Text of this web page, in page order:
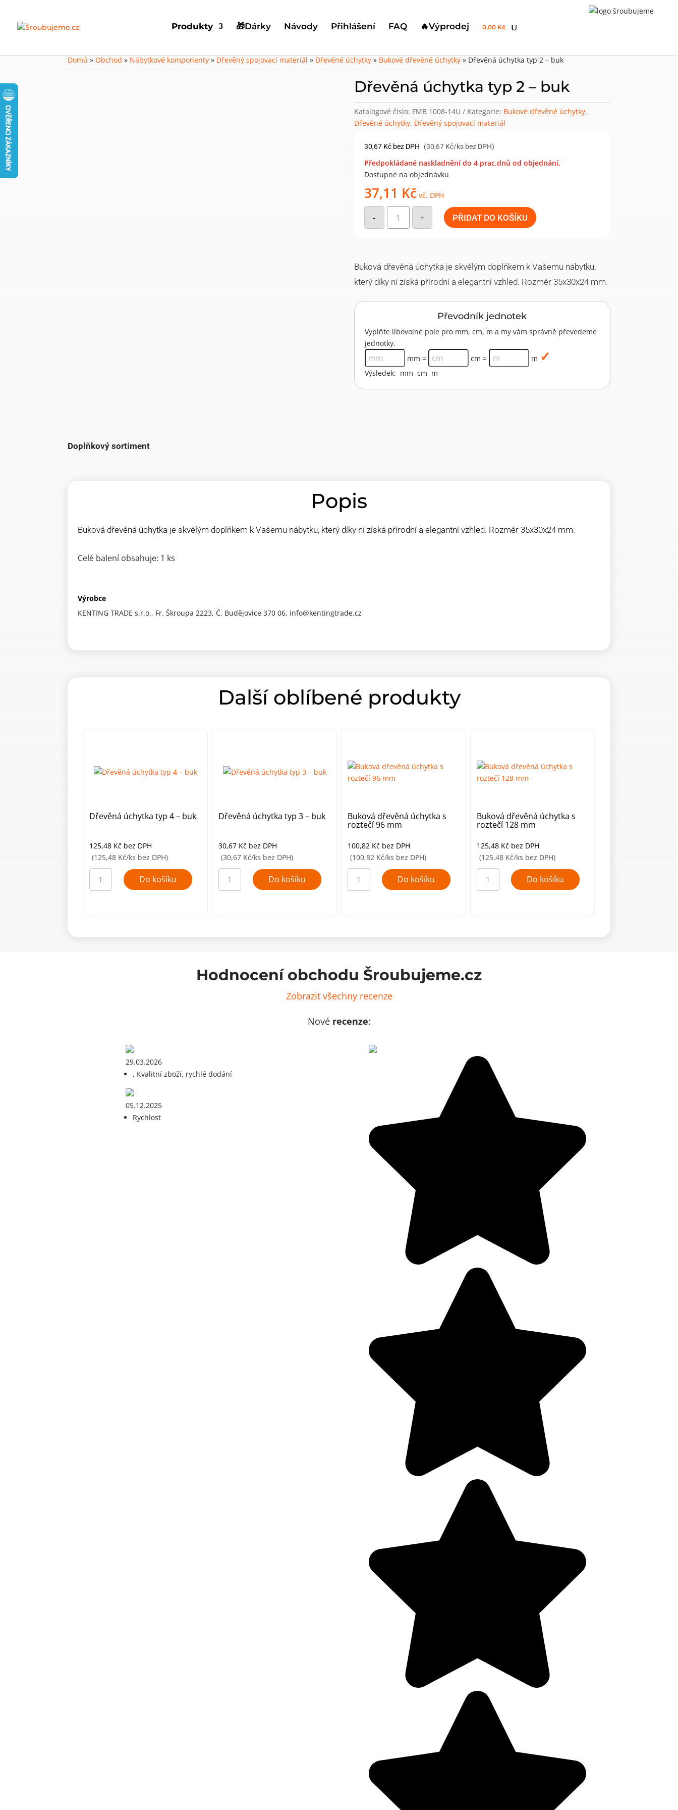
Produkty 🎁Dárky Návody Přihlášení FAQ 🔥Výprodej 0,00 Kč
Domů »Obchod » Nábytkové komponenty » Dřevěný spojovací materiál » Dřevěné úchytky » Bukové dřevěné úchytky » Dřevěná úchytka typ 2 – buk
Dřevěná úchytka typ 2 – buk
Katalogové číslo: FMB 1008-14U Kategorie: Bukové dřevěné úchytky,
Dřevěné úchytky, Dřevěný spojovací materiál
30,67 Kč bez DPH (30,67 Kč/ks bez DPH)
Předpokládané naskladnění do 4 prac.dnů od objednání.
Dostupné na objednávku
37,11 Kč vč. DPH
-
Dřevěná
úchytka
2
+ PŘIDAT DO KOŠÍKU
Buková dřevěná úchytka je skvělým doplňkem k Vašemu nábytku,
který díky ní získá přírodní a elegantní vzhled. Rozměr 35x30x24 mm.
Převodník jednotek
Vyplňte libovolné pole pro mm, cm, m a my vám správně převedeme
jednotky.
mm =
cm =
m
Výsledek: mm cm m
Doplňkový sortiment
Popis
Buková dřevěná úchytka je skvělým doplňkem k Vašemu nábytku, který díky ní získá přírodní a elegantní vzhled. Rozměr 35x30x24 mm.
Celé balení obsahuje: 1 ks
Výrobce
KENTING TRADE s.r.o., Fr. Škroupa 2223, Č. Budějovice 370 06, info@kentingtrade.cz
Další oblíbené produkty
Dřevěná úchytka typ 4 – buk
125,48 Kč bez DPH
(125,48 Kč/ks bez DPH)
Dřevěná
úchytka
4
Do košíku
Dřevěná úchytka typ 3 – buk
30,67 Kč bez DPH
(30,67 Kč/ks bez DPH)
Dřevěná
úchytka
3
Do košíku
Buková dřevěná úchytka s
roztečí 96 mm
100,82 Kč bez DPH
(100,82 Kč/ks bez DPH)
Buková
dřevěná
úchytka
s
Do košíku
Buková dřevěná úchytka s
roztečí 128 mm
125,48 Kč bez DPH
(125,48 Kč/ks bez DPH)
Buková
dřevěná
úchytka
s
Do košíku
Hodnocení obchodu Šroubujeme.cz
Zobrazit všechny recenze
Nové recenze:
29.03.2026
, Kvalitní zboží, rychlé dodání
05.12.2025
Rychlost